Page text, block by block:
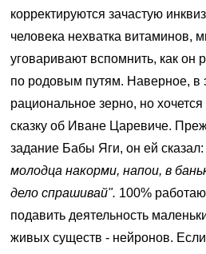
корректируются зачастую
человека нехватка витаминов,
уговаривают вспомнить, как он
по родовым путям. Наверное, в
рациональное зерно, но
сказку об Иване Царевиче.
задание Бабы Яги, он ей сказал:
молодца накорми, напои, в
дело спрашивай". 100%
подавить деятельность
живых существ - нейронов.